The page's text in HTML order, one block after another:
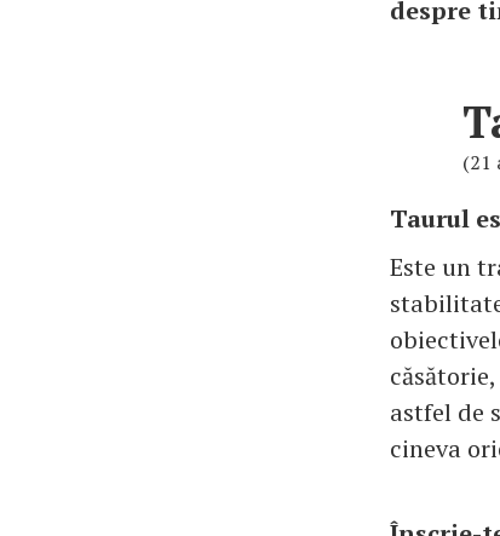
despre
(21
Taurul
Este un
astfel de
cineva